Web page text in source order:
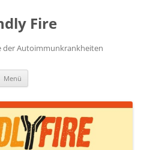
Fire
der Autoimmunkrankheiten
Menü